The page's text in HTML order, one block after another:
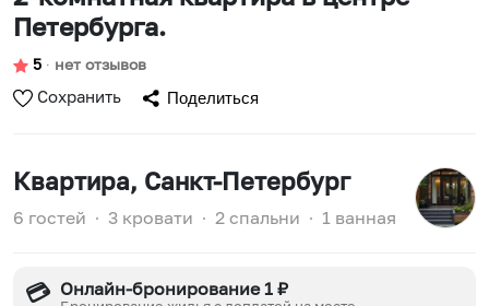
Петербурга.
5 ∙ нет отзывов
Сохранить Поделиться
Квартира, Санкт-Петербург
6 гостей ∙ 3 кровати ∙ 2 спальни ∙ 1 ванная
💳 Онлайн-бронирование 1 ₽